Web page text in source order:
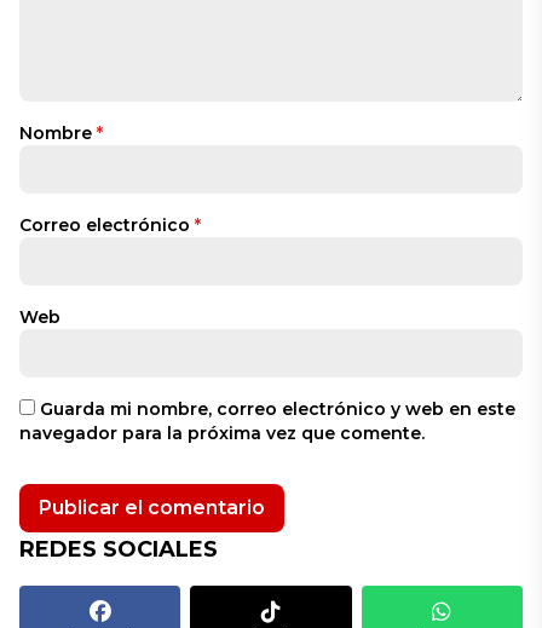
Nombre *
Correo electrónico *
Web
Guarda mi nombre, correo electrónico y web en este
navegador para la próxima vez que comente.
REDES SOCIALES